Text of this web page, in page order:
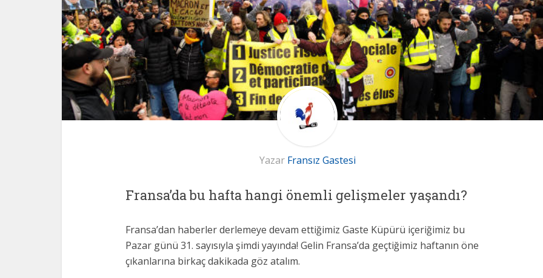
Yazar Fransız Gastesi
Fransa’da bu hafta hangi önemli gelişmeler yaşandı?
Fransa’dan haberler derlemeye devam ettiğimiz Gaste Küpürü içeriğimiz bu
Pazar günü 31. sayısıyla şimdi yayında! Gelin Fransa’da geçtiğimiz haftanın öne
çıkanlarına birkaç dakikada göz atalım.